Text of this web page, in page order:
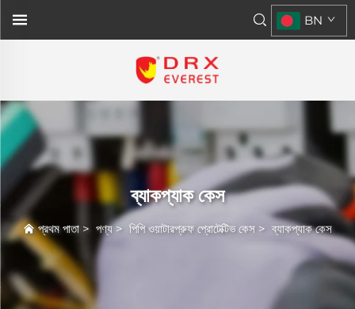
BN
ব্যাকপ্যাক কেস
প্রথম পাতা > পণ্য> পিপি ওয়াটারপ্রুফ প্রোটেক্টিভ কেস > ব্যাকপ্যাক কেস